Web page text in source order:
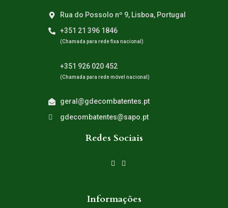
Rua do Possolo nº 9, Lisboa, Portugal
+351 21 396 1846
(Chamada para rede fixa nacional)
+351 926 020 452
(Chamada para rede móvel nacional)
geral@gdecombatentes.pt
gdecombatentes@sapo.pt
Redes Sociais
Informações